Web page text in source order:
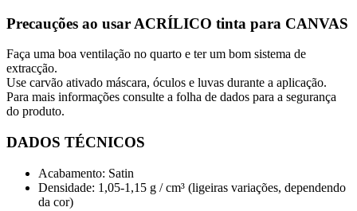
Precauções ao usar ACRÍLICO tinta para CANVAS
Faça uma boa ventilação no quarto e ter um bom sistema de
extracção.
Use carvão ativado máscara, óculos e luvas durante a aplicação.
Para mais informações consulte a folha de dados para a segurança
do produto.
DADOS TÉCNICOS
Acabamento: Satin
Densidade: 1,05-1,15 g / cm³ (ligeiras variações, dependendo
da cor)